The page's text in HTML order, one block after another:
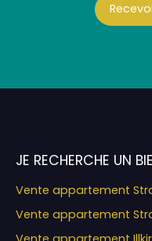
JE RECHERCHE UN
Vente appartement
Vente appartement